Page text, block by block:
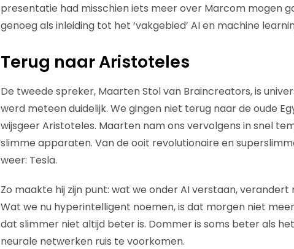
presentatie had misschien iets meer over Marcom mogen
genoeg als inleiding tot het ‘vakgebied’ AI en machine
Terug naar Aristoteles
De tweede spreker, Maarten Stol van Braincreators, is
werd meteen duidelijk. We gingen niet terug naar de oude
wijsgeer Aristoteles. Maarten nam ons vervolgens in snel
slimme apparaten. Van de ooit revolutionaire en
weer: Tesla.
Zo maakte hij zijn punt: wat we onder AI verstaan, verandert
Wat we nu hyperintelligent noemen, is dat morgen niet
dat slimmer niet altijd beter is. Dommer is soms beter als
neurale netwerken ruis te voorkomen.